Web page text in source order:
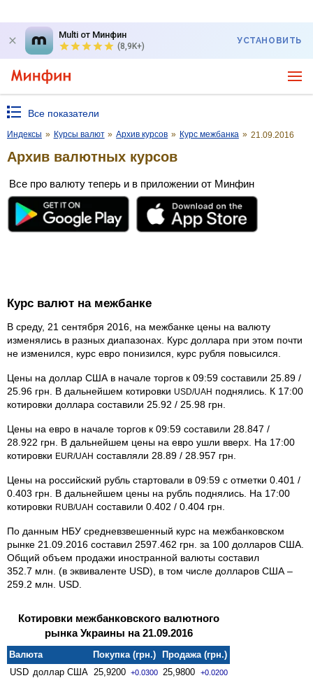
Multi от Минфин
(8,9K+)
УСТАНОВИТЬ
Все показатели
Индексы » Курсы валют » Архив курсов » Курс межбанка » 21.09.2016
Архив валютных курсов
Все про валюту теперь и в приложении от Минфин
Курс валют на межбанке
В среду, 21 сентября 2016, на межбанке цены на валюту
изменялись в разных диапазонах. Курс доллара при этом почти
не изменился, курс евро понизился, курс рубля повысился.
Цены на доллар США в начале торгов к 09:59 составили 25.89 /
25.96 грн. В дальнейшем котировки USD/UAH поднялись. К 17:00
котировки доллара составили 25.92 / 25.98 грн.
Цены на евро в начале торгов к 09:59 составили 28.847 /
28.922 грн. В дальнейшем цены на евро ушли вверх. На 17:00
котировки EUR/UAH составляли 28.89 / 28.957 грн.
Цены на российский рубль стартовали в 09:59 с отметки 0.401 /
0.403 грн. В дальнейшем цены на рубль поднялись. На 17:00
котировки RUB/UAH составили 0.402 / 0.404 грн.
По данным НБУ средневзвешенный курс на межбанковском
рынке 21.09.2016 составил 2597.462 грн. за 100 долларов США.
Общий объем продажи иностранной валюты составил
352.7 млн. (в эквиваленте USD), в том числе долларов США –
259.2 млн. USD.
Котировки межбанковского валютного
рынка Украины на 21.09.2016
Валюта Покупка (грн.)
Продажа (грн.)
USD доллар США 25,9200 +0.0300 25,9800 +0.0200